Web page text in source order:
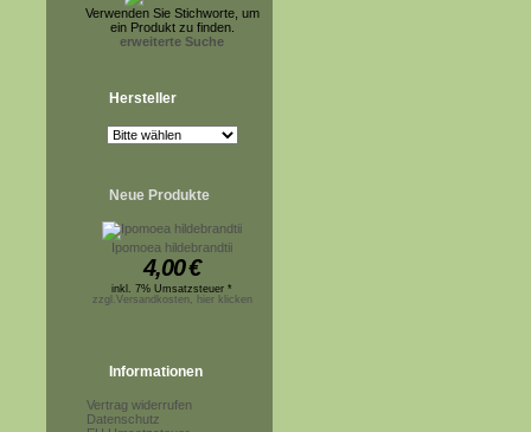
Verwenden Sie Stichworte, um
ein Produkt zu finden.
erweiterte Suche
Hersteller
Neue Produkte
Ipomoea hildebrandtii
4,00€
inkl. 7% Umsatzsteuer *
zzgl.Versandkosten, hier klicken
Informationen
Vertrag widerrufen
Datenschutz